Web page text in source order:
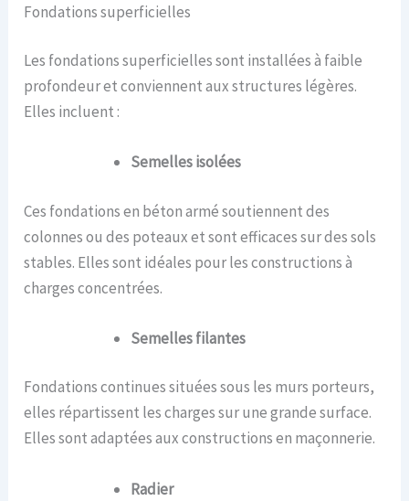
Fondations superficielles
Les fondations superficielles sont installées à faible
profondeur et conviennent aux structures légères.
Elles incluent :
Semelles isolées
Ces fondations en béton armé soutiennent des
colonnes ou des poteaux et sont efficaces sur des sols
stables. Elles sont idéales pour les constructions à
charges concentrées.
Semelles filantes
Fondations continues situées sous les murs porteurs,
elles répartissent les charges sur une grande surface.
Elles sont adaptées aux constructions en maçonnerie.
Radier